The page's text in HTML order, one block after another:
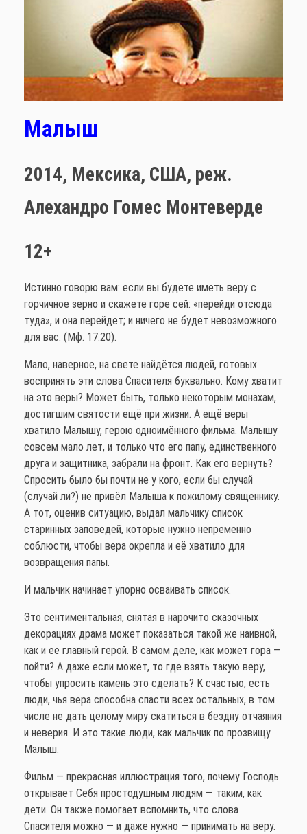
Малыш
2014, Мексика, США, реж.
Алехандро Гомес Монтеверде
12+
Истинно говорю вам: если вы будете иметь веру с
горчичное зерно и скажете горе сей: «перейди отсюда
туда», и она перейдет; и ничего не будет невозможного
для вас. (Мф. 17:20).
Мало, наверное, на свете найдётся людей, готовых
воспринять эти слова Спасителя буквально. Кому хватит
на это веры? Может быть, только некоторым монахам,
достигшим святости ещё при жизни. А ещё веры
хватило Малышу, герою одноимённого фильма. Малышу
совсем мало лет, и только что его папу, единственного
друга и защитника, забрали на фронт. Как его вернуть?
Спросить было бы почти не у кого, если бы случай
(случай ли?) не привёл Малыша к пожилому священнику.
А тот, оценив ситуацию, выдал мальчику список
старинных заповедей, которые нужно непременно
соблюсти, чтобы вера окрепла и её хватило для
возвращения папы.
И мальчик начинает упорно осваивать список.
Это сентиментальная, снятая в нарочито сказочных
декорациях драма может показаться такой же наивной,
как и её главный герой. В самом деле, как может гора —
пойти? А даже если может, то где взять такую веру,
чтобы упросить камень это сделать? К счастью, есть
люди, чья вера способна спасти всех остальных, в том
числе не дать целому миру скатиться в бездну отчаяния
и неверия. И это такие люди, как мальчик по прозвищу
Малыш.
Фильм — прекрасная иллюстрация того, почему Господь
открывает Себя простодушным людям — таким, как
дети. Он также помогает вспомнить, что слова
Спасителя можно — и даже нужно — принимать на веру.